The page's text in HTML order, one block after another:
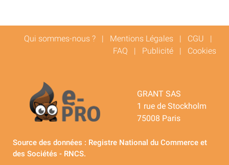
Qui sommes-nous ? | Mentions Légales | CGU |
FAQ | Publicité | Cookies
GRANT SAS
1 rue de Stockholm
75008 Paris
Source des données : Registre National du Commerce et
des Sociétés - RNCS.